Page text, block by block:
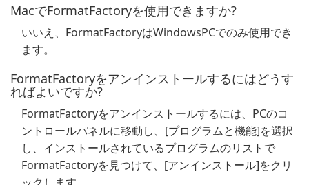
MacでFormatFactoryを使用できますか?
いいえ、FormatFactoryはWindowsPCでのみ使用でき
ます。
FormatFactoryをアンインストールするにはどうす
ればよいですか?
FormatFactoryをアンインストールするには、PCのコ
ントロールパネルに移動し、[プログラムと機能]を選択
し、インストールされているプログラムのリストで
FormatFactoryを見つけて、[アンインストール]をクリ